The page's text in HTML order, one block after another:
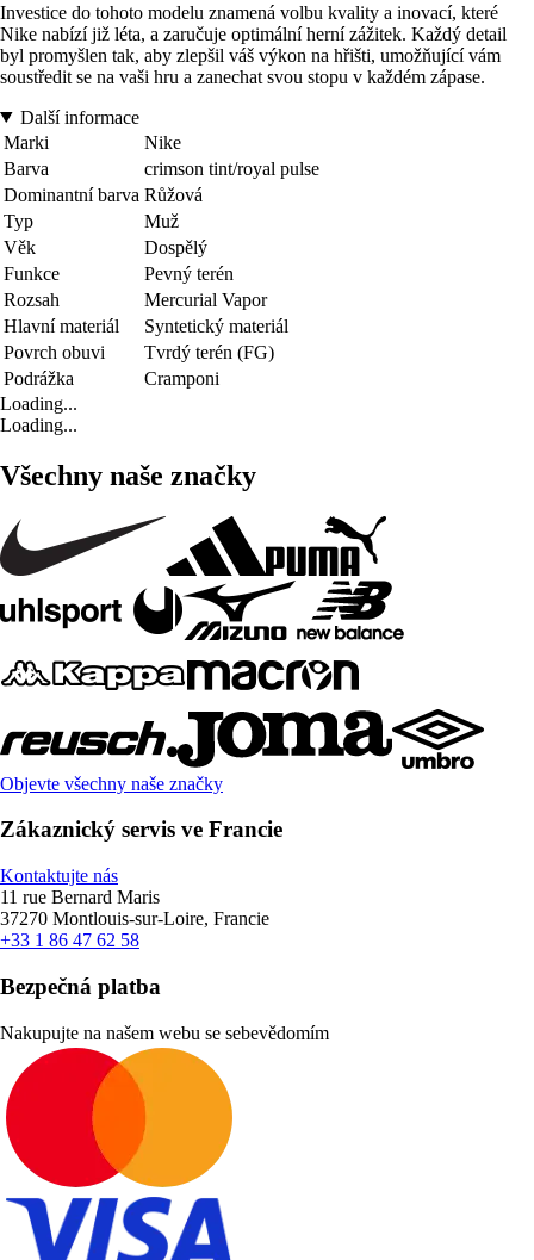
Investice do tohoto modelu znamená volbu kvality a inovací, které
Nike nabízí již léta, a zaručuje optimální herní zážitek. Každý detail
byl promyšlen tak, aby zlepšil váš výkon na hřišti, umožňující vám
soustředit se na vaši hru a zanechat svou stopu v každém zápase.
Další informace
Marki
Nike
Barva
crimson tint/royal pulse
Dominantní barva Růžová
Typ
Muž
Věk
Dospělý
Funkce
Pevný terén
Rozsah
Mercurial Vapor
Hlavní materiál
Syntetický materiál
Povrch obuvi
Tvrdý terén (FG)
Podrážka
Cramponi
Loading...
Loading...
Všechny naše značky
Objevte všechny naše značky
Zákaznický servis ve Francie
Kontaktujte nás
11 rue Bernard Maris
37270 Montlouis-sur-Loire, Francie
+33 1 86 47 62 58
Bezpečná platba
Nakupujte na našem webu se sebevědomím